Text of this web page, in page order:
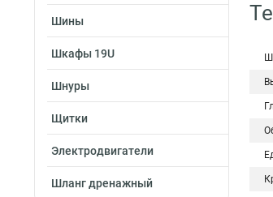
Шины
Шкафы 19U
Шнуры
Щитки
Электродвигатели
Шланг дренажный